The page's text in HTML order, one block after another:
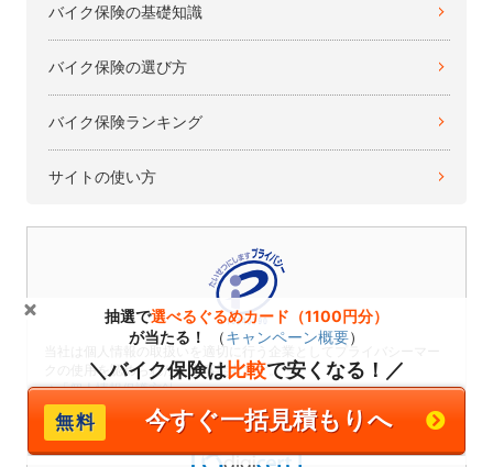
バイク保険の基礎知識
バイク保険の選び方
バイク保険ランキング
サイトの使い方
当社は個人情報の取扱いを適切に行う企業としてプライバシーマー
クの使用を認められた認定事業者です。
→「個人情報保護方針」
抽選で選べるぐるめカード（1100円分）
が当たる！
（キャンペーン概要）
＼バイク保険は比較で安くなる！／
今すぐ一括見積もりへ